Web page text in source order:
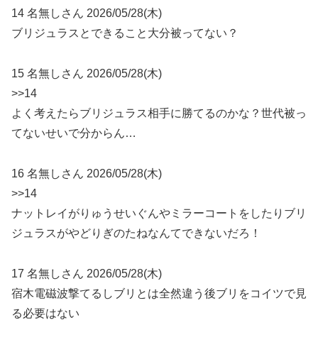
14 名無しさん 2026/05/28(木)
ブリジュラスとできること大分被ってない？
15 名無しさん 2026/05/28(木)
>>14
よく考えたらブリジュラス相手に勝てるのかな？世代被っ
てないせいで分からん…
16 名無しさん 2026/05/28(木)
>>14
ナットレイがりゅうせいぐんやミラーコートをしたりブリ
ジュラスがやどりぎのたねなんてできないだろ！
17 名無しさん 2026/05/28(木)
宿木電磁波撃てるしブリとは全然違う後ブリをコイツで見
る必要はない